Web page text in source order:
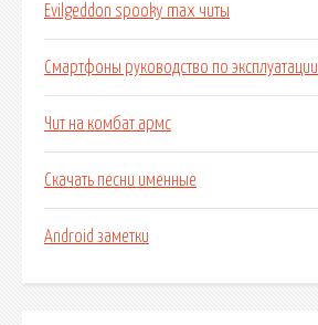
Evilgeddon spooky max читы
Смартфоны руководство по эксплуатации
Чит на комбат армс
Скачать песни именные
Android заметки